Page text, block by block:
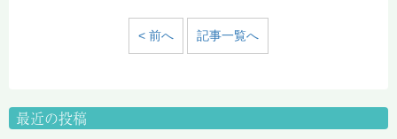
< 前へ 記事一覧へ
最近の投稿